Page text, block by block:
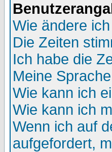
Wie ändere
Die Zeiten
Ich habe die
Meine
Wie kann ich
Wie kann ich
Wenn ich auf
aufgefordert,